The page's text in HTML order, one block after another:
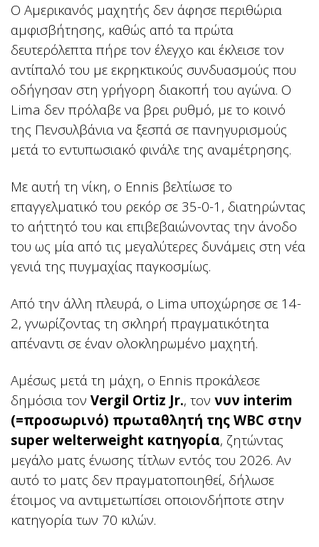
Ο Αμερικανός μαχητής δεν άφησε περιθώρια
αμφισβήτησης, καθώς από τα πρώτα
δευτερόλεπτα πήρε τον έλεγχο και έκλεισε τον
αντίπαλό του με εκρηκτικούς συνδυασμούς που
οδήγησαν στη γρήγορη διακοπή του αγώνα. Ο
Lima δεν πρόλαβε να βρει ρυθμό, με το κοινό
της Πενσυλβάνια να ξεσπά σε πανηγυρισμούς
μετά το εντυπωσιακό φινάλε της αναμέτρησης.
Με αυτή τη νίκη, ο Ennis βελτίωσε το
επαγγελματικό του ρεκόρ σε 35-0-1, διατηρώντας
το αήττητό του και επιβεβαιώνοντας την άνοδο
του ως μία από τις μεγαλύτερες δυνάμεις στη νέα
γενιά της πυγμαχίας παγκοσμίως.
Από την άλλη πλευρά, ο Lima υποχώρησε σε 14-
2, γνωρίζοντας τη σκληρή πραγματικότητα
απέναντι σε έναν ολοκληρωμένο μαχητή.
Αμέσως μετά τη μάχη, ο Ennis προκάλεσε
δημόσια τον Vergil Ortiz Jr., τον νυν interim
(=προσωρινό) πρωταθλητή της WBC στην
super welterweight κατηγορία, ζητώντας
μεγάλο ματς ένωσης τίτλων εντός του 2026. Αν
αυτό το ματς δεν πραγματοποιηθεί, δήλωσε
έτοιμος να αντιμετωπίσει οποιονδήποτε στην
κατηγορία των 70 κιλών.